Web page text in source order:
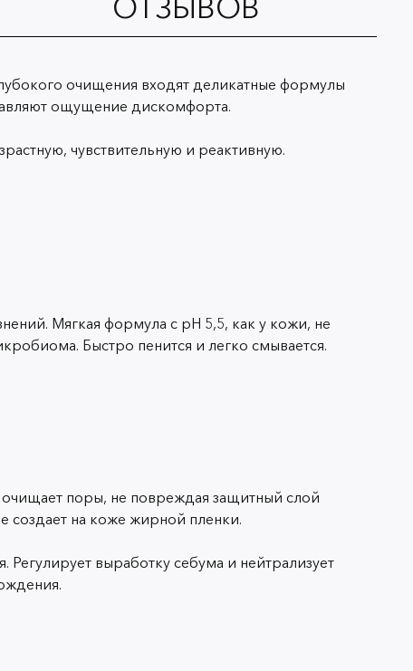
очищения входят деликатные формулы
ощущение дискомфорта.
чувствительную и реактивную.
Мягкая формула с pH 5,5, как у кожи, не
Быстро пенится и легко смывается.
поры, не повреждая защитный слой
создает на коже жирной пленки.
выработку себума и нейтрализует